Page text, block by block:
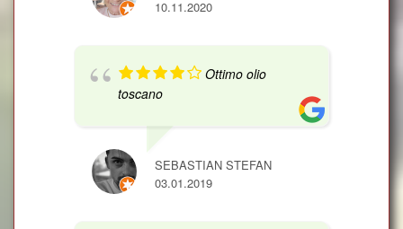
10.11.2020
Ottimo olio
toscano
SEBASTIAN STEFAN
03.01.2019